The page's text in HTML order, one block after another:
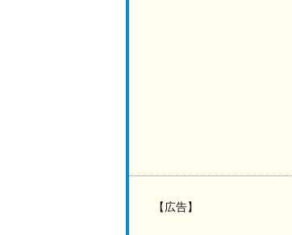
【広告】